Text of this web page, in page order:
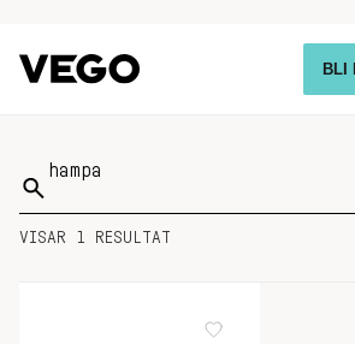
BLI
Sök
på:
VISAR 1 RESULTAT